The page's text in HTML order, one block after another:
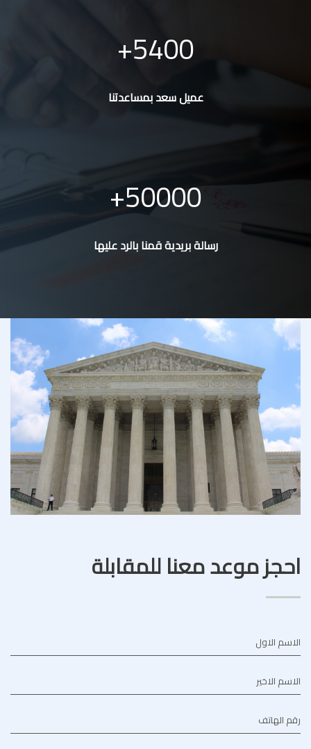
5400
عميل سعد بمساعدتنا
50000
رسالة بريدية قمنا بالرد عليها
احجز موعد معنا للمقابلة
الاسم الاول
الاسم الاخير
رقم الهاتف